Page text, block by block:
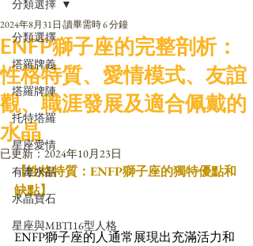
分類選擇
塔羅牌義
塔羅牌陣
托特塔羅
星座愛情
有毒水晶
水晶寶石
星座與MBTI16型人格
分類選擇
ENFP獅子座的完整剖析：
性格特質、愛情模式、友誼
觀、職涯發展及適合佩戴的
水晶
2024年8月31日 讀畢需時 6 分鐘
已更新：2024年10月23日
【性格特質：ENFP獅子座的獨特優點和
缺點】
ENFP獅子座的人通常展現出充滿活力和